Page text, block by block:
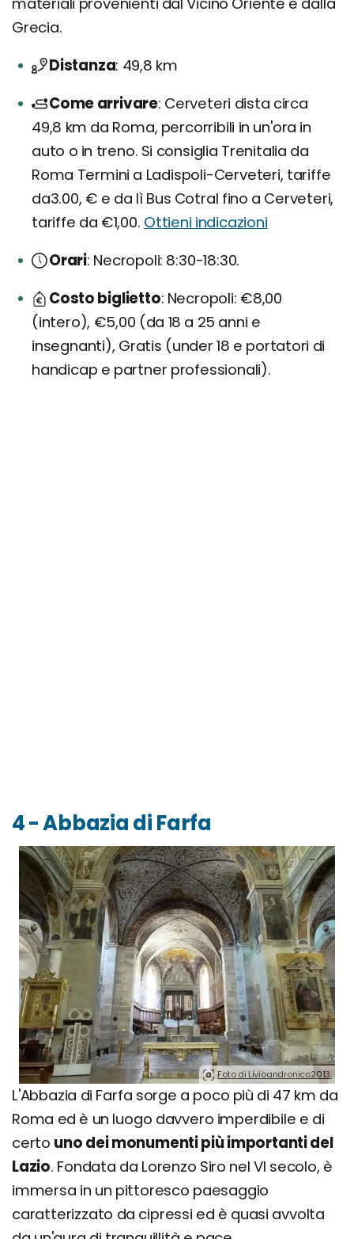
Grecia.
Distanza 49,8 km
Come arrivare Cerveteri dista circa
49,8 km da Roma, percorribili in un'ora in
auto o in treno. Si consiglia Trenitalia da
Roma Termini a Ladispoli-Cerveteri, tariffe
da3.00, € e da lì Bus Cotral fino a Cerveteri,
tariffe da €1,00. Ottieni indicazioni
Orari Necropoli: 8:30-18:30.
Costo biglietto Necropoli: €8,00
(intero), €5,00 (da 18 a 25 anni e
insegnanti), Gratis (under 18 e portatori di
handicap e partner professionali).
4 - Abbazia di Farfa
Foto di Livioandronico2013.
L'Abbazia di Farfa sorge a poco più di 47 km da
Roma ed è un luogo davvero imperdibile e di
certo uno dei monumenti più importanti del
Lazio. Fondata da Lorenzo Siro nel VI secolo, è
immersa in un pittoresco paesaggio
caratterizzato da cipressi ed è quasi avvolta